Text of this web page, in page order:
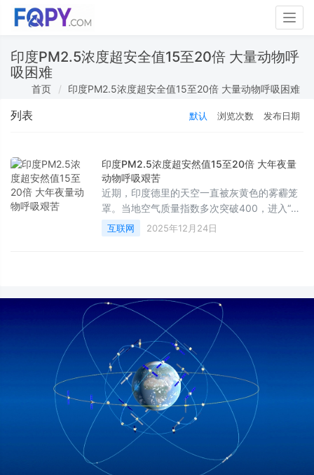
印度PM2.5浓度超安全值15至20倍 大量动物呼
吸困难
首页 印度PM2.5浓度超安全值15至20倍 大量动物呼吸困难
列表 默认 浏览次数 发布日期
印度PM2.5浓度超安然值15至20倍 大年夜量
动物呼吸艰苦
近期，印度德里的天空一直被灰黄色的雾霾笼
罩。当地空气质量指数多次突破400，进入“严
重污染”级别。世界卫生组织的安全标准在此形
同虚设，PM2.5浓度高达其建议值的15至20
互联网 2025年12月24日